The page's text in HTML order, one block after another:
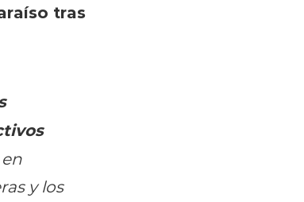
tras
y los